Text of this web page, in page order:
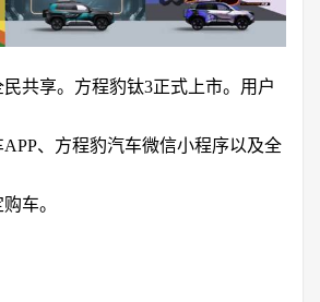
共享。方程豹钛3正式上市。用户
、方程豹汽车微信小程序以及全
车。